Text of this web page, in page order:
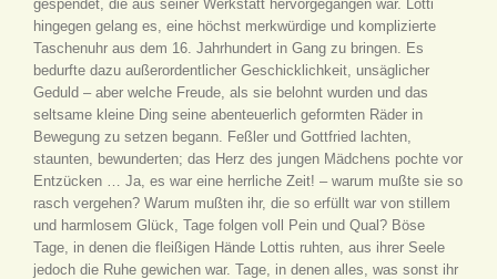
gespendet, die aus seiner Werkstatt hervorgegangen war. Lotti
hingegen gelang es, eine höchst merkwürdige und komplizierte
Taschenuhr aus dem 16. Jahrhundert in Gang zu bringen. Es
bedurfte dazu außerordentlicher Geschicklichkeit, unsäglicher
Geduld – aber welche Freude, als sie belohnt wurden und das
seltsame kleine Ding seine abenteuerlich geformten Räder in
Bewegung zu setzen begann. Feßler und Gottfried lachten,
staunten, bewunderten; das Herz des jungen Mädchens pochte vor
Entzücken … Ja, es war eine herrliche Zeit! – warum mußte sie so
rasch vergehen? Warum mußten ihr, die so erfüllt war von stillem
und harmlosem Glück, Tage folgen voll Pein und Qual? Böse
Tage, in denen die fleißigen Hände Lottis ruhten, aus ihrer Seele
jedoch die Ruhe gewichen war. Tage, in denen alles, was sonst ihr